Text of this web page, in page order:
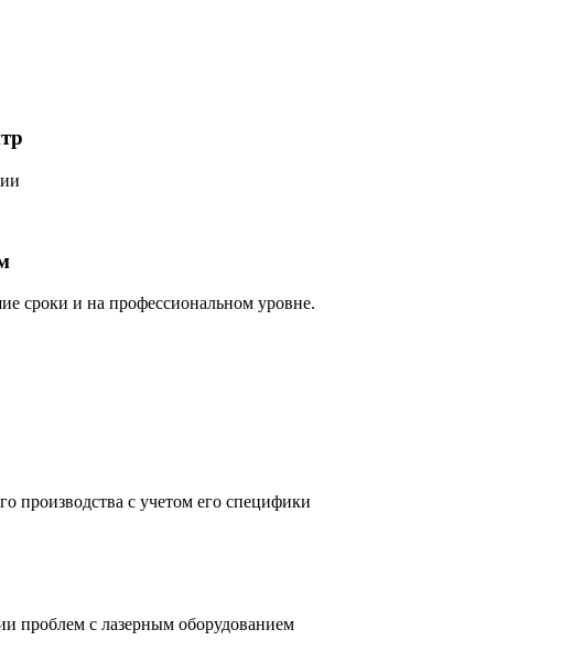
сроки и на профессиональном уровне.
производства с учетом его специфики
проблем с лазерным оборудованием